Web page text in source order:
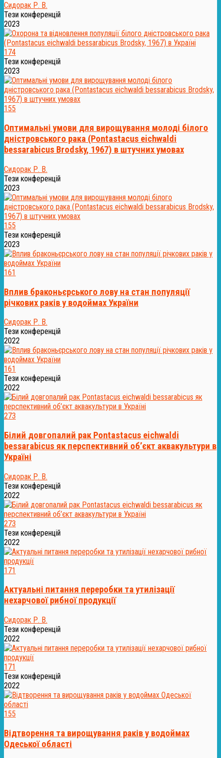
Сидорак Р. В.
Тези конференцій
2023
174
Тези конференцій
2023
155
Оптимальні умови для вирощування молоді білого
дністровського рака (Pontastacus eichwaldi
bessarabicus Brodsky, 1967) в штучних умовах
Сидорак Р. В.
Тези конференцій
2023
155
Тези конференцій
2023
161
Вплив браконьєрського лову на стан популяції
річкових раків у водоймах України
Сидорак Р. В.
Тези конференцій
2022
161
Тези конференцій
2022
273
Білий довгопалий рак Pontastacus eichwaldi
bessarabicus як перспективний об’єкт аквакультури в
Україні
Сидорак Р. В.
Тези конференцій
2022
273
Тези конференцій
2022
171
Актуальні питання переробки та утилізації
нехарчової рибної продукції
Сидорак Р. В.
Тези конференцій
2022
171
Тези конференцій
2022
155
Відтворення та вирощування раків у водоймах
Одеської області